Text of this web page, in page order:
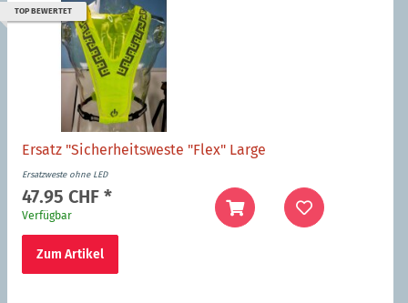
TOP BEWERTET
Ersatz "Sicherheitsweste "Flex" Large
Ersatzweste ohne LED
47.95 CHF *
Verfügbar
Zum Artikel